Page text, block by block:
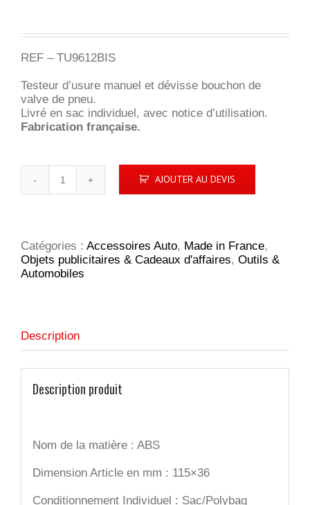
REF – TU9612BIS
Testeur d’usure manuel et dévisse bouchon de
valve de pneu.
Livré en sac individuel, avec notice d’utilisation.
Fabrication française.
pneu
AJOUTER AU DEVIS
Catégories : Accessoires Auto, Made in France,
Objets publicitaires & Cadeaux d'affaires, Outils &
Automobiles
Description
Description produit
Nom de la matière : ABS
Dimension Article en mm : 115×36
Conditionnement Individuel : Sac/Polybag